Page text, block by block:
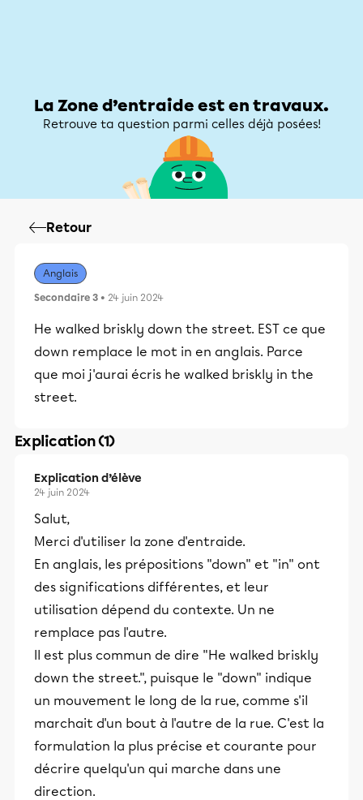
La Zone d’entraide est en travaux.
Retrouve ta question parmi celles déjà posées!
Retour
Anglais
Secondaire 3 • 24 juin 2024
He walked briskly down the street. EST ce que
down remplace le mot in en anglais. Parce
que moi j'aurai écris he walked briskly in the
street.
Explication (1)
Explication d’élève
24 juin 2024
Salut,
Merci d'utiliser la zone d'entraide.
En anglais, les prépositions "down" et "in" ont
des significations différentes, et leur
utilisation dépend du contexte. Un ne
remplace pas l'autre.
Il est plus commun de dire "He walked briskly
down the street.", puisque le "down" indique
un mouvement le long de la rue, comme s'il
marchait d'un bout à l'autre de la rue. C'est la
formulation la plus précise et courante pour
décrire quelqu'un qui marche dans une
direction.